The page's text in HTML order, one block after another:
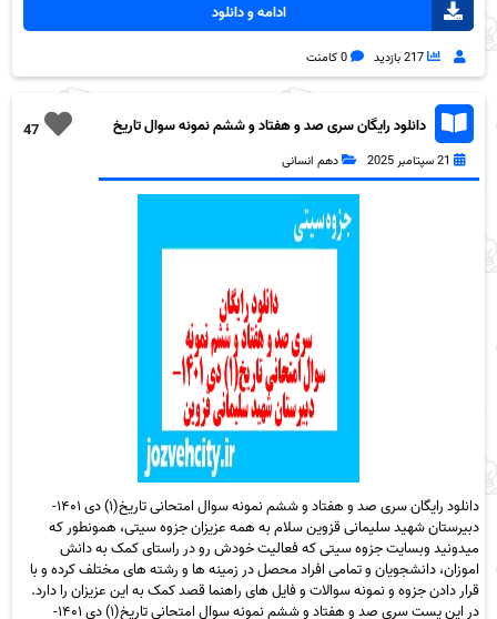
ادامه و دانلود
217 بازدید 0 کامنت
47
دانلود رایگان سری صد و هفتاد و ششم نمونه سوال تاریخ
دهم انسانی به همراه pdf
21 سپتامبر 2025 دهم انسانی
دانلود رایگان سری صد و هفتاد و ششم نمونه سوال امتحانی تاریخ(۱) دی ۱۴۰۱-
دبیرستان شهید سلیمانی قزوین سلام به همه عزیزان جزوه سیتی، همونطور که
میدونید وبسایت جزوه سیتی که فعالیت خودش رو در راستای کمک به دانش
اموزان، دانشجویان و تمامی افراد محصل در زمینه ها و رشته های مختلف کرده و با
قرار دادن جزوه و نمونه سوالات و فایل های راهنما قصد کمک به این عزیزان را دارد.
در این پست سری صد و هفتاد و ششم نمونه سوال امتحانی تاریخ(۱) دی ۱۴۰۱-